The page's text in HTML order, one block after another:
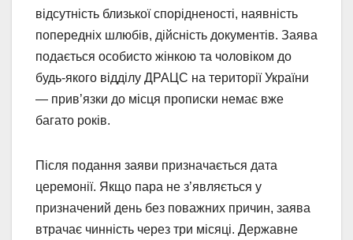
відсутність близької спорідненості, наявність
попередніх шлюбів, дійсність документів. Заява
подається особисто жінкою та чоловіком до
будь-якого відділу ДРАЦС на території України
— прив’язки до місця прописки немає вже
багато років.
Після подання заяви призначається дата
церемонії. Якщо пара не з’являється у
призначений день без поважних причин, заява
втрачає чинність через три місяці. Державне